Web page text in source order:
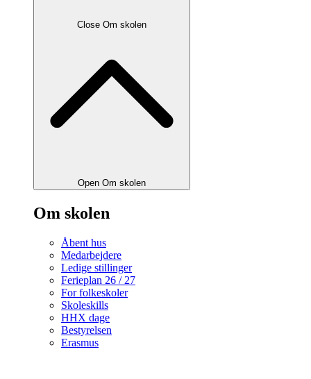
Close Om skolen
Open Om skolen
Om skolen
Åbent hus
Medarbejdere
Ledige stillinger
Ferieplan 26 / 27
For folkeskoler
Skoleskills
HHX dage
Bestyrelsen
Erasmus